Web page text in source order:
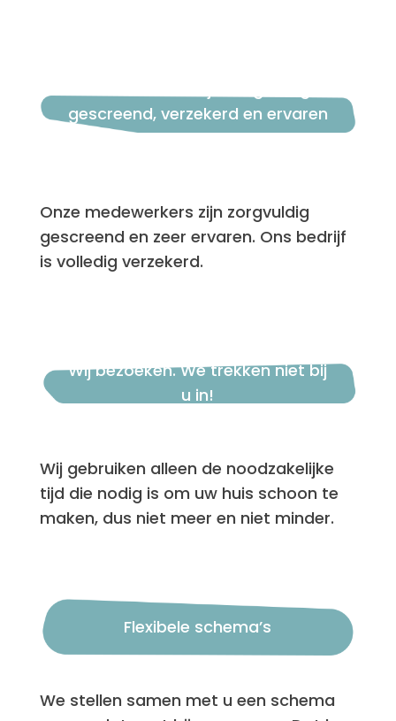
gescreend, verzekerd en ervaren
personeel.
Onze medewerkers zijn zorgvuldig
gescreend en zeer ervaren. Ons bedrijf
is volledig verzekerd.
Wij bezoeken. We trekken niet bij
u in!
Wij gebruiken alleen de noodzakelijke
tijd die nodig is om uw huis schoon te
maken, dus niet meer en niet minder.
Flexibele schema’s
We stellen samen met u een schema